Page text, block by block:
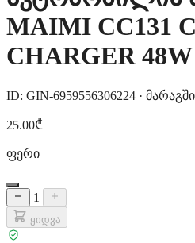
MAIMI CC131
CHARGER 48W
ID: GIN-6959556306224 ·
25.00₾
ფერი
1
ყიდვა